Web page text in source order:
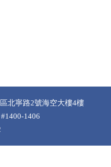
北寧路2號海空大樓4樓
1406